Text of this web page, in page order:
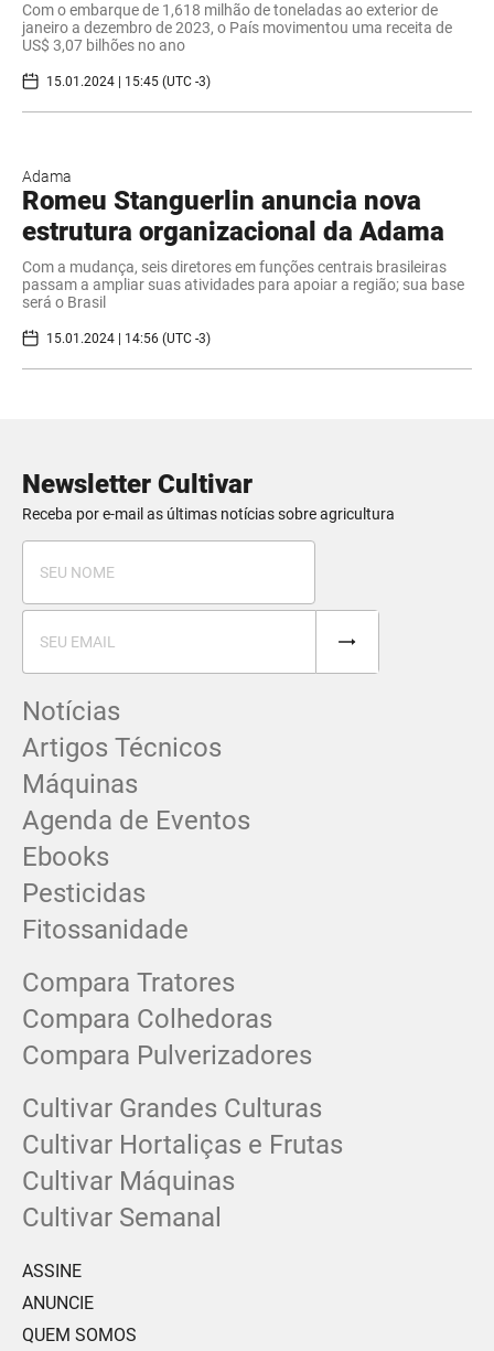
Com o embarque de 1,618 milhão de toneladas ao exterior de
janeiro a dezembro de 2023, o País movimentou uma receita de
US$ 3,07 bilhões no ano
15.01.2024 | 15:45 (UTC -3)
Adama
Romeu Stanguerlin anuncia nova
estrutura organizacional da Adama
Com a mudança, seis diretores em funções centrais brasileiras
passam a ampliar suas atividades para apoiar a região; sua base
será o Brasil
15.01.2024 | 14:56 (UTC -3)
Newsletter Cultivar
Receba por e-mail as últimas notícias sobre agricultura
Notícias
Artigos Técnicos
Máquinas
Agenda de Eventos
Ebooks
Pesticidas
Fitossanidade
Compara Tratores
Compara Colhedoras
Compara Pulverizadores
Cultivar Grandes Culturas
Cultivar Hortaliças e Frutas
Cultivar Máquinas
Cultivar Semanal
ASSINE
ANUNCIE
QUEM SOMOS